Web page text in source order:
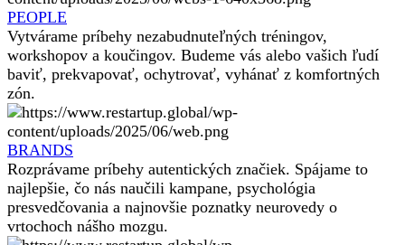
PEOPLE
Vytvárame príbehy nezabudnuteľných tréningov,
workshopov a koučingov. Budeme vás alebo vašich ľudí
baviť, prekvapovať, ochytrovať, vyhánať z komfortných
zón.
BRANDS
Rozprávame príbehy autentických značiek. Spájame to
najlepšie, čo nás naučili kampane, psychológia
presvedčovania a najnovšie poznatky neurovedy o
vrtochoch nášho mozgu.